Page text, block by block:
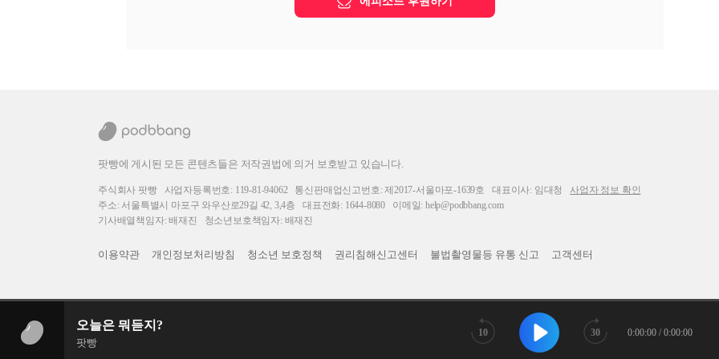
팟빵에 게시된 모든 콘텐츠들은 저작권법에 의거 보호받고 있습니다.
주식회사 팟빵 사업자등록번호: 119-81-94062 통신판매업신고번호: 제2017-서울마포-1639호 대표이사: 임대청
사업자 정보 확인
주소: 서울특별시 마포구 와우산로29길 42, 3,4층
대표전화: 1644-8080
이메일: help@podbbang.com
기사배열책임자: 배재진
청소년보호책임자: 배재진
이용약관 개인정보처리방침 청소년 보호정책 권리침해신고센터 불법촬영물등 유통 신고 고객센터
오늘은 뭐듣지?
팟빵
10 30 0:00:00 / 0:00:00